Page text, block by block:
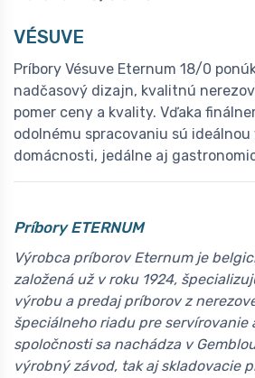
VÉSUVE
Príbory Vésuve Eternum 18/0
nadčasový dizajn, kvalitnú
pomer ceny a kvality. Vďaka
odolnému spracovaniu sú ideálnou
domácnosti, jedálne aj
Príbory ETERNUM
Výrobca príborov Eternum je
založená už v roku 1924,
výrobu a predaj príborov z
špeciálneho riadu pre servírovanie
spoločnosti sa nachádza v
výrobný závod, tak aj skladovacie